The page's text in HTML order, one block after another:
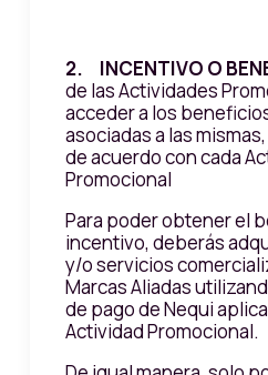
2. INCENTIVO O
de las Actividades
acceder a los
asociadas a las
de acuerdo con cada
Promocional
Para poder obtener el
incentivo, deberás
y/o servicios
Marcas Aliadas
de pago de Nequi
Actividad Promocional.